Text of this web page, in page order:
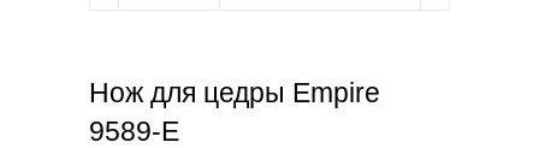
Нож для цедры Empire
9589-E